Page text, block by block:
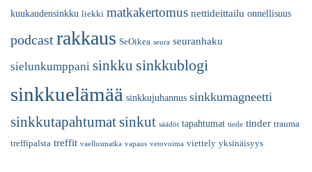
kuukaudensinkku liekki matkakertomus nettideittailu onnellisuus
podcast rakkaus SeOikea seura seuranhaku
sielunkumppani sinkku sinkkublogi
sinkkuelämää sinkkujuhannus sinkkumagneetti
sinkkutapahtumatsinkut säädöt tapahtumat tiede tinder trauma
treffipalsta treffit vaellusmatka vapaus vetovoima viettely yksinäisyys